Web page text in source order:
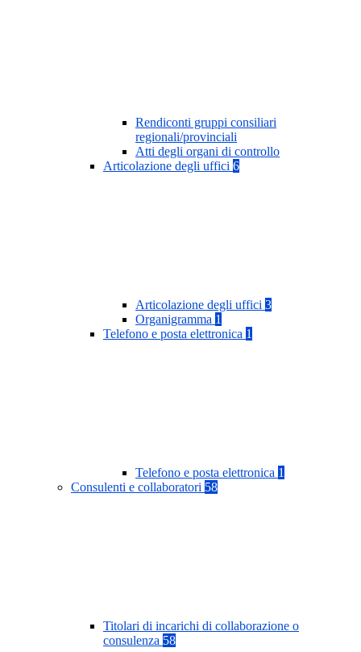
Rendiconti gruppi consiliari
regionali/provinciali
Atti degli organi di controllo
Articolazione degli uffici 6
Articolazione degli uffici 3
Organigramma 1
Telefono e posta elettronica 1
Telefono e posta elettronica 1
Consulenti e collaboratori 58
Titolari di incarichi di collaborazione o
consulenza 58